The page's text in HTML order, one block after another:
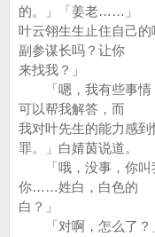
的。」「姜老……」
叶云翎生生止住自己
副参谋长吗？让你
来找我？」
「嗯，我有些事情
可以帮我解答，而
我对叶先生的能力感
罪。」白婧茵说道。
「哦，没事，你叫
你……姓白，白色的
白？」
「对啊，怎么了？